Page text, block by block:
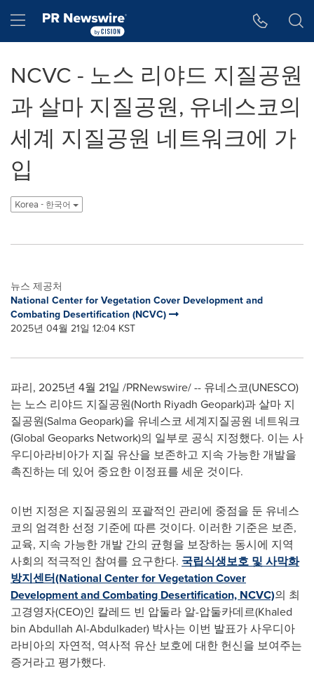
Hamburger menu
NCVC - 노스 리야드 지질공원
과 살마 지질공원, 유네스코의
세계 지질공원 네트워크에 가
입
Korea - 한국어
뉴스 제공처
National Center for Vegetation Cover Development and
Combating Desertification (NCVC)
2025년 04월 21일 12:04 KST
파리, 2025년 4월 21일 /PRNewswire/ -- 유네스코(UNESCO)
는 노스 리야드 지질공원(North Riyadh Geopark)과 살마 지
질공원(Salma Geopark)을 유네스코 세계지질공원 네트워크
(Global Geoparks Network)의 일부로 공식 지정했다. 이는 사
우디아라비아가 지질 유산을 보존하고 지속 가능한 개발을
촉진하는 데 있어 중요한 이정표를 세운 것이다.
이번 지정은 지질공원의 포괄적인 관리에 중점을 둔 유네스
코의 엄격한 선정 기준에 따른 것이다. 이러한 기준은 보존,
교육, 지속 가능한 개발 간의 균형을 보장하는 동시에 지역
사회의 적극적인 참여를 요구한다. 국립식생보호 및 사막화
방지센터(National Center for Vegetation Cover
Development and Combating Desertification, NCVC)의 최
고경영자(CEO)인 칼레드 빈 압둘라 알-압둘카데르(Khaled
bin Abdullah Al-Abdulkader) 박사는 이번 발표가 사우디아
라비아의 자연적, 역사적 유산 보호에 대한 헌신을 보여주는
증거라고 평가했다.